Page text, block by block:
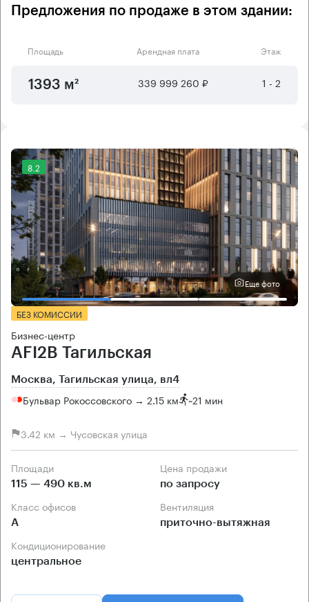
Предложения по продаже в этом здании:
Площадь Арендная плата Этаж
1393 м² 339 999 260 ₽ 1 - 2
8.2
Еще фото
БЕЗ КОМИССИИ
Бизнес-центр
AFI2B Тагильская
Москва, Тагильская улица, вл4
Бульвар Рокоссовского → 2.15 км ~21 мин
3.42 км → Чусовская улица
Площади
115 — 490 кв.м
Цена продажи
по запросу
Класс офисов
А
Вентиляция
приточно-вытяжная
Кондиционирование
центральное